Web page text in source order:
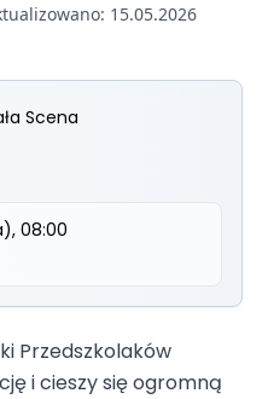
15.05.2026
Scena
08:00
Przedszkolaków
i cieszy się ogromną